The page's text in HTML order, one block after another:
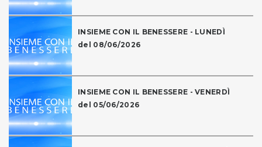
INSIEME CON IL BENESSERE - LUNEDÌ
del 08/06/2026
INSIEME CON IL BENESSERE - VENERDÌ
del 05/06/2026